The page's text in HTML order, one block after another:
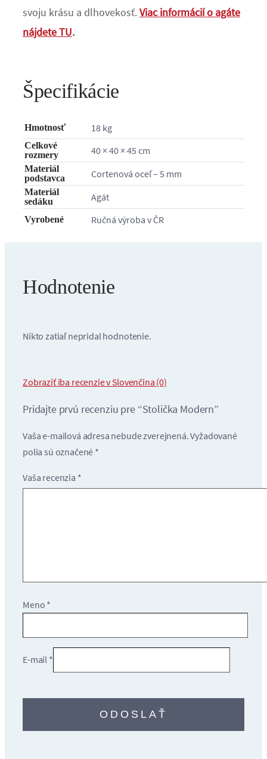
svoju krásu a dlhovekosť.Viac informácií o agáte
nájdete TU.
Špecifikácie
Hmotnosť 18 kg
Celkové
rozmery
40 × 40 × 45 cm
Materiál
podstavca
Cortenová oceľ – 5 mm
Materiál
sedáku
Agát
Vyrobené Ručná výroba v ČR
Hodnotenie
Nikto zatiaľ nepridal hodnotenie.
Zobraziť iba recenzie v Slovenčina (0)
Pridajte prvú recenziu pre “Stolička Modern”
Vaša e-mailová adresa nebude zverejnená.Vyžadované
polia sú označené *
Vaša recenzia *
Meno *
E-mail *